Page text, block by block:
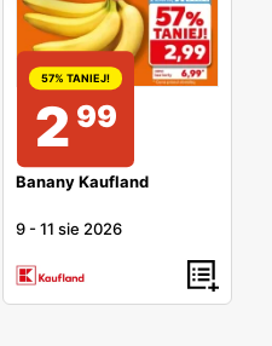
57% TANIEJ!
2 99
Banany Kaufland
9 -11 sie 2026